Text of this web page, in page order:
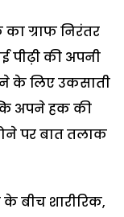
ग्राफ निरंतर
पीढ़ी की अपनी
के लिए उकसाती
अपने हक की
पर बात तलाक
बीच शारीरिक,